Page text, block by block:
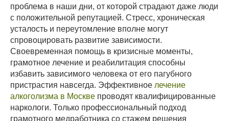
проблема в наши дни, от которой страдают даже люди
с положительной репутацией. Стресс, хроническая
усталость и переутомление вполне могут
спровоцировать развитие зависимости.
Своевременная помощь в кризисные моменты,
грамотное лечение и реабилитация способны
избавить зависимого человека от его пагубного
пристрастия навсегда. Эффективное лечение
алкоголизма в Москве проводят квалифицированные
наркологи. Только профессиональный подход
грамотного медработника со стажем решения